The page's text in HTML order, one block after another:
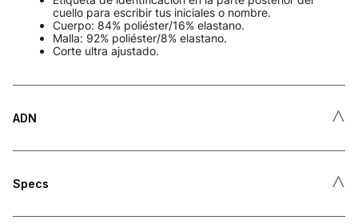
cuello para escribir tus iniciales o nombre.
Cuerpo: 84% poliéster/16% elastano.
Malla: 92% poliéster/8% elastano.
Corte ultra ajustado.
ADN ˄
Specs ˄